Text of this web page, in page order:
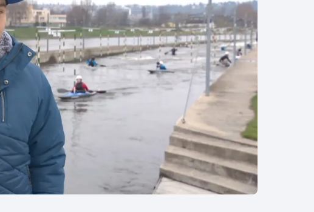
Moderní pětiboj
Motorsport
Olympijské hry
Parasport
Plavání
Plážový volejbal
Triatlon
Veslování
Vodní slalom
Volejbal